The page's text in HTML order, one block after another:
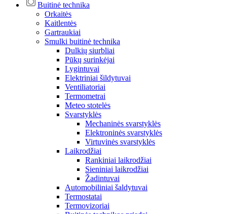
Buitinė technika
Orkaitės
Kaitlentės
Gartraukiai
Smulki buitinė technika
Dulkių siurbliai
Pūkų surinkėjai
Lygintuvai
Elektriniai šildytuvai
Ventiliatoriai
Termometrai
Meteo stotelės
Svarstyklės
Mechaninės svarstyklės
Elektroninės svarstyklės
Virtuvinės svarstyklės
Laikrodžiai
Rankiniai laikrodžiai
Sieniniai laikrodžiai
Žadintuvai
Automobiliniai šaldytuvai
Termostatai
Termovizoriai